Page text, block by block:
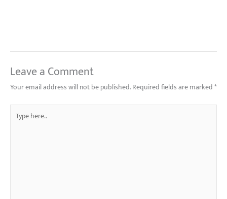
Leave a Comment
Your email address will not be published.Required fields are marked*
here..